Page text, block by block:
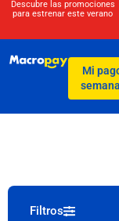
Descubre las promociones
para estrenar este verano
Mi
semanal
Filtros